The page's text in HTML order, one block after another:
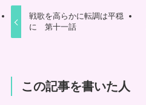
戦歌を高らかに転調は平穏
に 第十一話
この記事を書いた人